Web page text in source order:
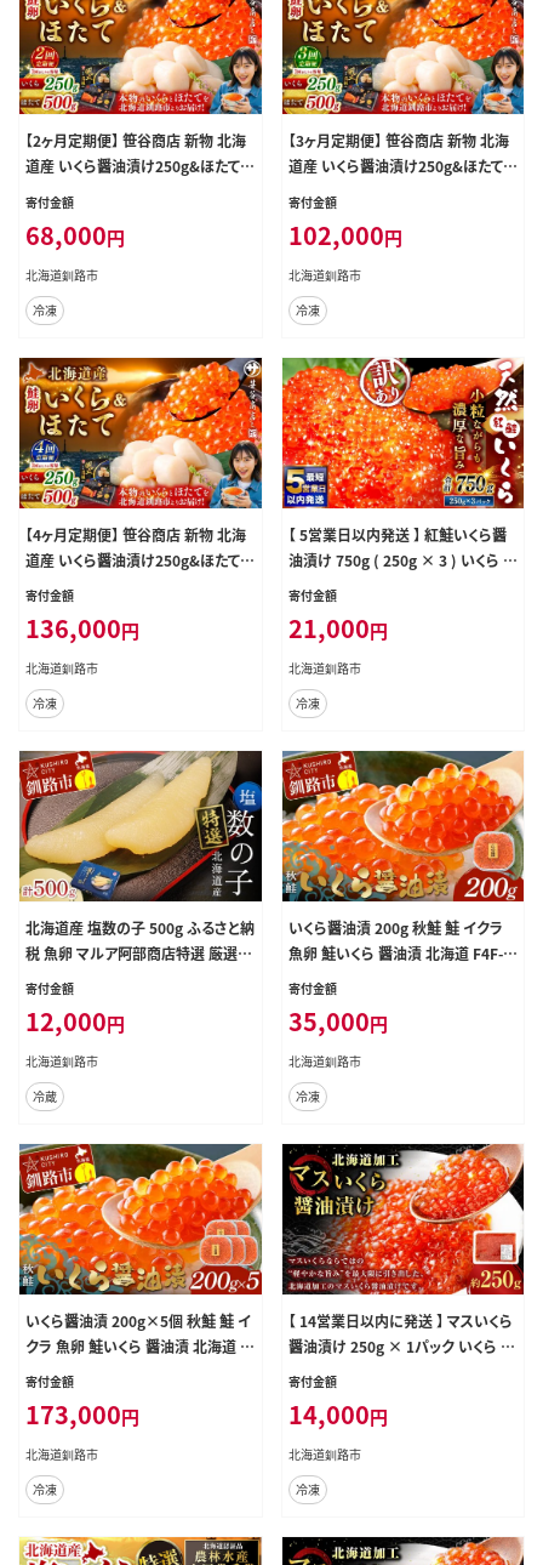
【2ヶ月定期便】 笹谷商店 新物 北海
道産 いくら醤油漬け250g&ほたて貝
柱500g お刺身 国産 イクラ イクラ
帆立 ホタテ ほたて 海鮮丼 詰め合わ
せ 海鮮 魚介 冷凍 グルメ 北海道 釧
路市
寄付金額
68,000円
北海道釧路市
冷凍
【3ヶ月定期便】 笹谷商店 新物 北海
道産 いくら醤油漬け250g&ほたて貝
柱500g お刺身 国産 イクラ イクラ
帆立 ホタテ ほたて 海鮮丼 詰め合わ
せ 海鮮 魚介 冷凍 グルメ 北海道 釧
路市
寄付金額
102,000円
北海道釧路市
冷凍
【4ヶ月定期便】 笹谷商店 新物 北海
道産 いくら醤油漬け250g&ほたて貝
柱500g お刺身 国産 イクラ イクラ
帆立 ホタテ ほたて 海鮮丼 詰め合わ
せ 海鮮 魚介 冷凍 グルメ 北海道 釧
路市
寄付金額
136,000円
北海道釧路市
冷凍
【 5営業日以内発送 】 紅鮭いくら醤
油漬け 750g ( 250g × 3 ) いくら イ
クラ 海鮮 天然紅鮭 魚卵 卵 イクラ
魚介 寿司 丼 冷凍 旨味
寄付金額
21,000円
北海道釧路市
冷凍
北海道産 塩数の子 500g ふるさと納
税 魚卵 マルア阿部商店特選 厳選
塩漬け 冷蔵 グルメ 食べ物 つまみ
ニシン 魚介 海産 海の幸 ご飯のお供
酒のあて 北海道 釧路市
寄付金額
12,000円
北海道釧路市
冷蔵
いくら醤油漬 200g 秋鮭 鮭 イクラ
魚卵 鮭いくら 醤油漬 北海道 F4F-8
869
寄付金額
35,000円
北海道釧路市
冷凍
いくら醤油漬 200g×5個 秋鮭 鮭 イ
クラ 魚卵 鮭いくら 醤油漬 北海道 F
4F-8870
寄付金額
173,000円
北海道釧路市
冷凍
【 14営業日以内に発送 】 マスいくら
醤油漬け 250g × 1パック いくら い
くら醤油漬け 鱒卵 新鮮 海鮮 卵 魚
供
寄付金額
14,000円
北海道釧路市
冷凍